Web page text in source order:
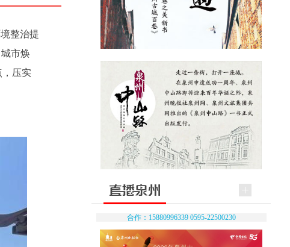
整治提
市焕
，压实
合作：15880996339 0595-22500230